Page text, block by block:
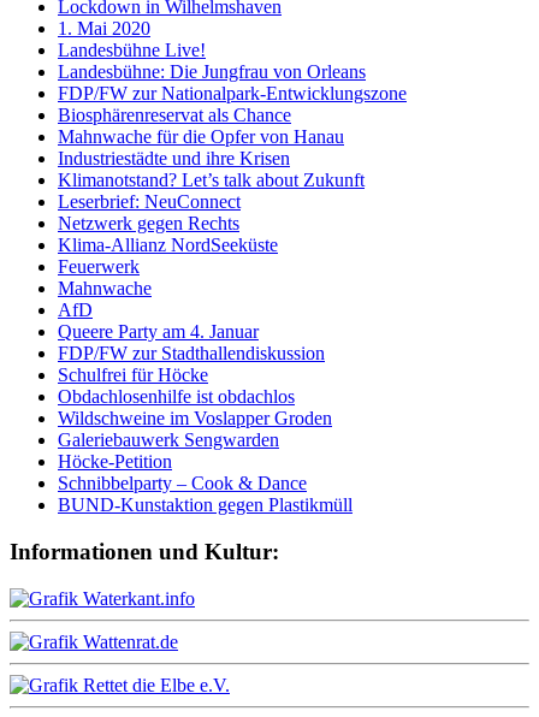
Lockdown in Wilhelmshaven
1. Mai 2020
Landesbühne Live!
Landesbühne: Die Jungfrau von Orleans
FDP/FW zur Nationalpark-Entwicklungszone
Biosphärenreservat als Chance
Mahnwache für die Opfer von Hanau
Industriestädte und ihre Krisen
Klimanotstand? Let’s talk about Zukunft
Leserbrief: NeuConnect
Netzwerk gegen Rechts
Klima-Allianz NordSeeküste
Feuerwerk
Mahnwache
AfD
Queere Party am 4. Januar
FDP/FW zur Stadthallendiskussion
Schulfrei für Höcke
Obdachlosenhilfe ist obdachlos
Wildschweine im Voslapper Groden
Galeriebauwerk Sengwarden
Höcke-Petition
Schnibbelparty – Cook & Dance
BUND-Kunstaktion gegen Plastikmüll
Informationen und Kultur: